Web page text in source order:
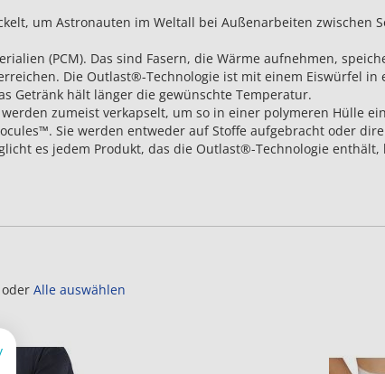
um Astronauten im Weltall bei Außenarbeiten zwischen
(PCM). Das sind Fasern, die Wärme aufnehmen,
Die Outlast®-Technologie ist mit einem Eiswürfel in
Getränk hält länger die gewünschte Temperatur.
zumeist verkapselt, um so in einer polymeren Hülle
Sie werden entweder auf Stoffe aufgebracht oder
es jedem Produkt, das die Outlast®-Technologie
Alle auswählen